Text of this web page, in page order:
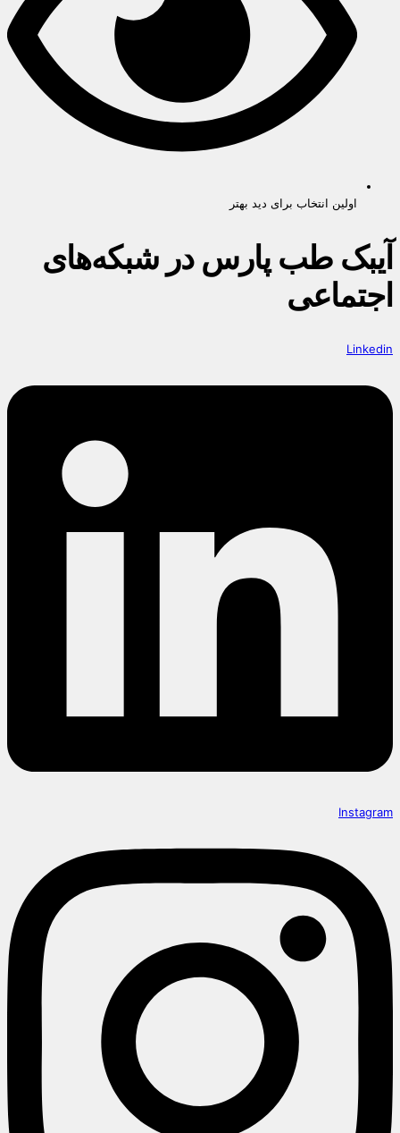
اولین انتخاب برای دید بهتر
آیبک طب پارس در شبکه‌های
اجتماعی
Linkedin
Instagram